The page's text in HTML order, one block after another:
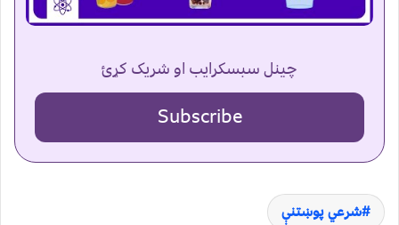
چینل سبسکرایب او شریک کړئ
Subscribe
شرعي پوښتنې